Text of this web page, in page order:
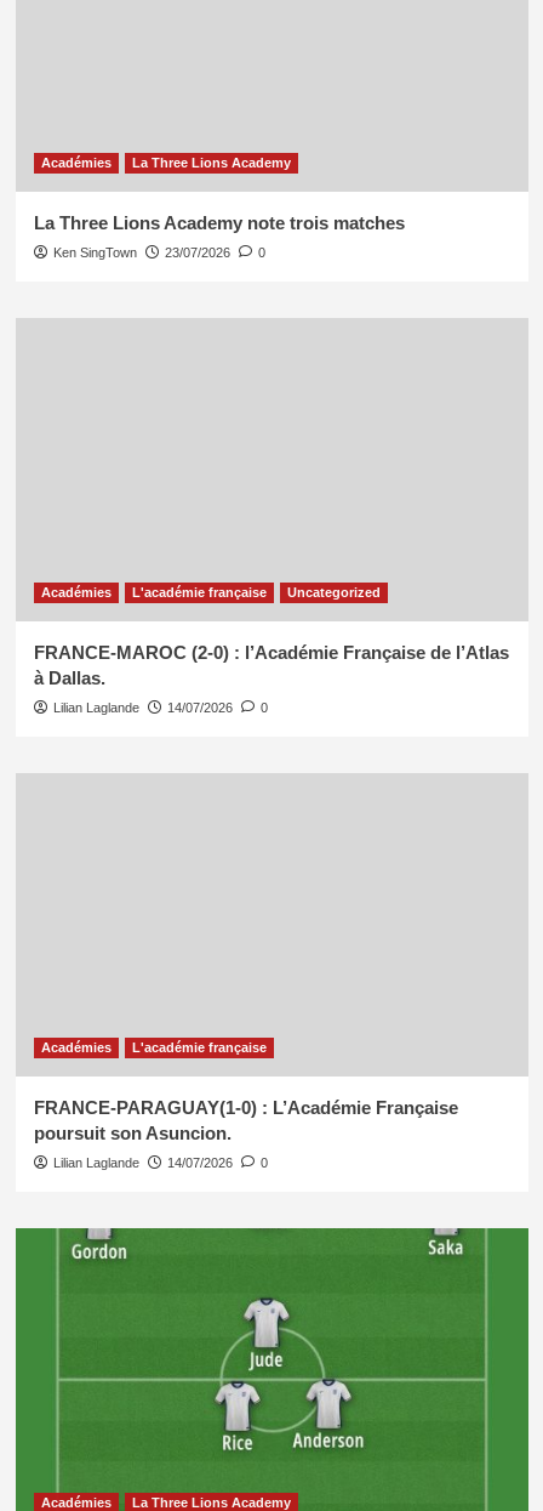
Académies La Three Lions Academy
La Three Lions Academy note trois matches
Ken SingTown 23/07/2026 0
Académies L'académie française Uncategorized
FRANCE-MAROC (2-0) : l’Académie Française de l’Atlas
à Dallas.
Lilian Laglande 14/07/2026 0
Académies L'académie française
FRANCE-PARAGUAY(1-0) : L’Académie Française
poursuit son Asuncion.
Lilian Laglande 14/07/2026 0
Académies La Three Lions Academy